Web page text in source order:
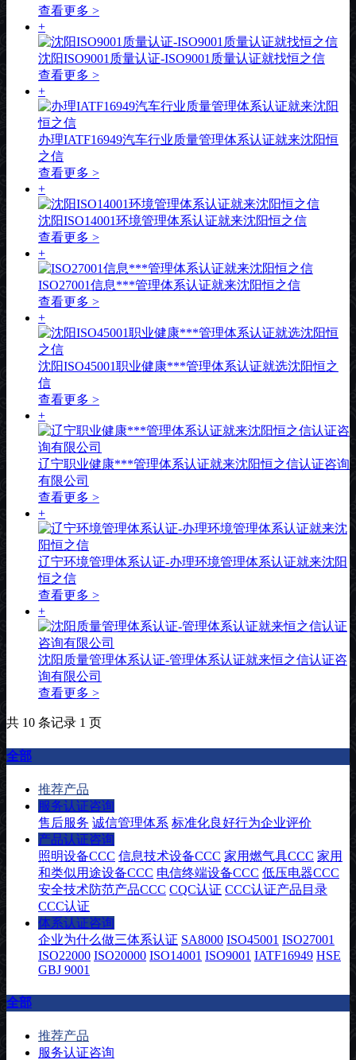
查看更多 >
+
沈阳ISO9001质量认证-ISO9001质量认证就找恒之信
查看更多 >
+
办理IATF16949汽车行业质量管理体系认证就来沈阳恒
之信
查看更多 >
+
沈阳ISO14001环境管理体系认证就来沈阳恒之信
查看更多 >
+
ISO27001信息***管理体系认证就来沈阳恒之信
查看更多 >
+
沈阳ISO45001职业健康***管理体系认证就选沈阳恒之
信
查看更多 >
+
辽宁职业健康***管理体系认证就来沈阳恒之信认证咨询
有限公司
查看更多 >
+
辽宁环境管理体系认证-办理环境管理体系认证就来沈阳
恒之信
查看更多 >
+
沈阳质量管理体系认证-管理体系认证就来恒之信认证咨
询有限公司
查看更多 >
共 10 条记录 1 页
全部
推荐产品
服务认证咨询
售后服务 诚信管理体系 标准化良好行为企业评价
产品认证咨询
照明设备CCC 信息技术设备CCC 家用燃气具CCC 家用
和类似用途设备CCC 电信终端设备CCC 低压电器CCC
安全技术防范产品CCC CQC认证 CCC认证产品目录
CCC认证
体系认证咨询
企业为什么做三体系认证 SA8000 ISO45001 ISO27001
ISO22000 ISO20000 ISO14001 ISO9001 IATF16949 HSE
GBJ 9001
全部
推荐产品
服务认证咨询